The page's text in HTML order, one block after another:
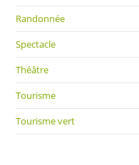
Randonnée
Spectacle
Théâtre
Tourisme
Tourisme vert